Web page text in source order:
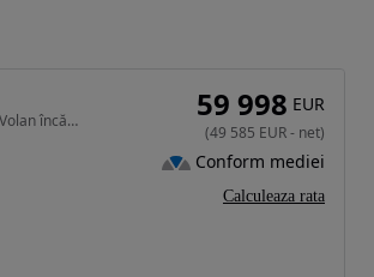
2995 cm3 • 449 CP • Audi A8 60 TFSIe / Quattro / Volan încălzit / LED / Trapă / Cameră 59 998 EUR
(49 585 EUR- net)
Conform mediei
Calculeaza rata